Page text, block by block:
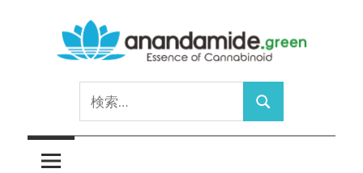
anandamide.green
Cannabinoid
索:
検
索